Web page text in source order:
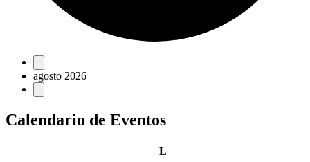
Eventos
agosto 2026
Calendario de Eventos
Llunes